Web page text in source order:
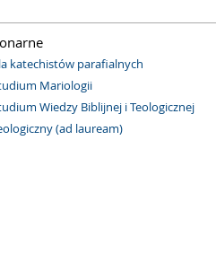
katechistów parafialnych
Mariologii
Wiedzy Biblijnej i Teologicznej
(ad lauream)